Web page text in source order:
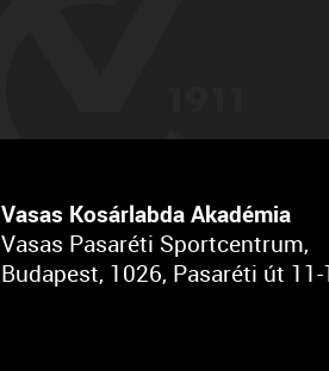
Vasas Kosárlabda Akadémia
Vasas Pasaréti Sportcentrum,
Budapest, 1026, Pasaréti út 11-